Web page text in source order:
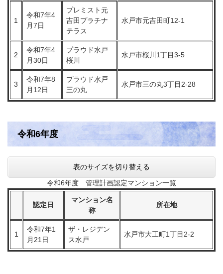
1
令和7年4
月7日
プレミスト元
吉田プラチナ
テラス
水戸市元吉田町12-1
2
令和7年4
月30日
プラウド水戸
桜川
水戸市桜川1丁目3-5
3
令和7年8
月12日
プラウド水戸
三の丸
水戸市三の丸3丁目2‐28
令和6年度
表のサイズを切り替える
令和6年度 管理計画認定マンション一覧
認定日
マンション名
称
所在地
1
令和7年1
月21日
ザ・レジデン
ス水戸
水戸市大工町1丁目2-2